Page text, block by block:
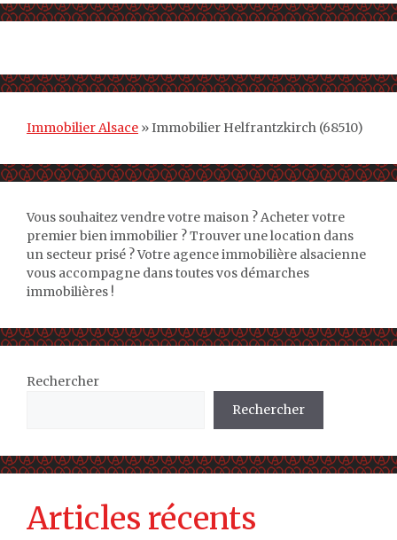
Immobilier Alsace »Immobilier Helfrantzkirch (68510)
Vous souhaitez vendre votre maison ? Acheter votre
premier bien immobilier ? Trouver une location dans
un secteur prisé ? Votre agence immobilière alsacienne
vous accompagne dans toutes vos démarches
immobilières !
Rechercher
Rechercher
Articles récents